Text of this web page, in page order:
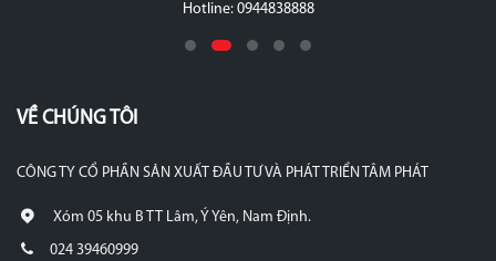
Hotline: 0944838888
VỀ CHÚNG TÔI
CÔNG TY CỔ PHẦN SẢN XUẤT ĐẦU TƯ VÀ PHÁT TRIỂN TÂM PHÁT
Xóm 05 khu B TT Lâm, Ý Yên, Nam Định.
024 39460999